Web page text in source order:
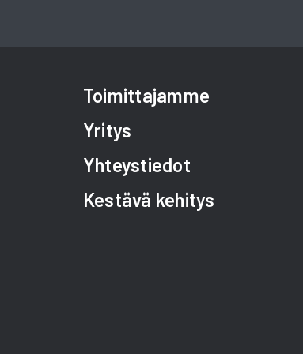
Toimittajamme
Yritys
Yhteystiedot
Kestävä kehitys